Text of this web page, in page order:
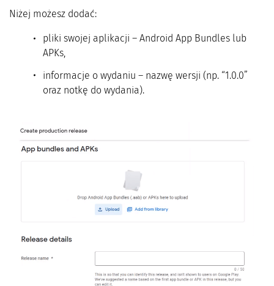
Niżej możesz dodać:
pliki swojej aplikacji – Android App Bundles lub
APKs,
informacje o wydaniu – nazwę wersji (np. “1.0.0”
oraz notkę do wydania).